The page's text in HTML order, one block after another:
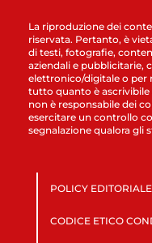
La riproduzione dei
riservata. Pertanto, è
di testi, fotografie,
aziendali e pubblicitarie,
elettronico/digitale o per
tutto quanto è ascrivibile
non è responsabile dei
esercitare un controllo
segnalazione qualora gli
POLICY EDITORIALE
CODICE ETICO